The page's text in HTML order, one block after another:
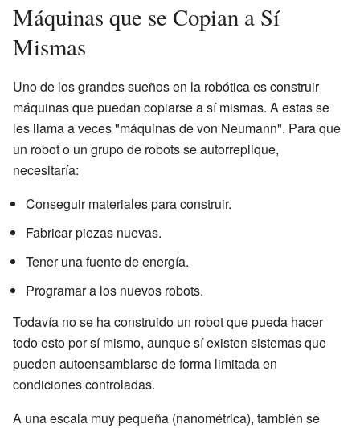
Máquinas que se Copian a Sí
Mismas
Uno de los grandes sueños en la robótica es construir
máquinas que puedan copiarse a sí mismas. A estas se
les llama a veces "máquinas de von Neumann". Para que
un robot o un grupo de robots se autorreplique,
necesitaría:
Conseguir materiales para construir.
Fabricar piezas nuevas.
Tener una fuente de energía.
Programar a los nuevos robots.
Todavía no se ha construido un robot que pueda hacer
todo esto por sí mismo, aunque sí existen sistemas que
pueden autoensamblarse de forma limitada en
condiciones controladas.
A una escala muy pequeña (nanométrica), también se